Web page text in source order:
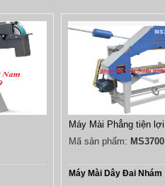
Máy Mài Phẳng tiện lợi
Mã sản phẩm: MS3700
Máy Mài Dây Đai Nhám